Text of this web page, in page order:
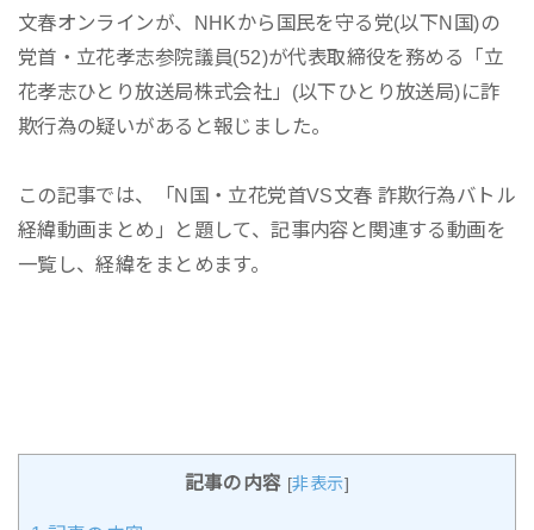
文春オンラインが、NHKから国民を守る党(以下N国)の
党首・立花孝志参院議員(52)が代表取締役を務める「立
花孝志ひとり放送局株式会社」(以下ひとり放送局)に詐
欺行為の疑いがあると報じました。
この記事では、「N国・立花党首VS文春 詐欺行為バトル
経緯動画まとめ」と題して、記事内容と関連する動画を
一覧し、経緯をまとめます。
記事の内容 [非表示]